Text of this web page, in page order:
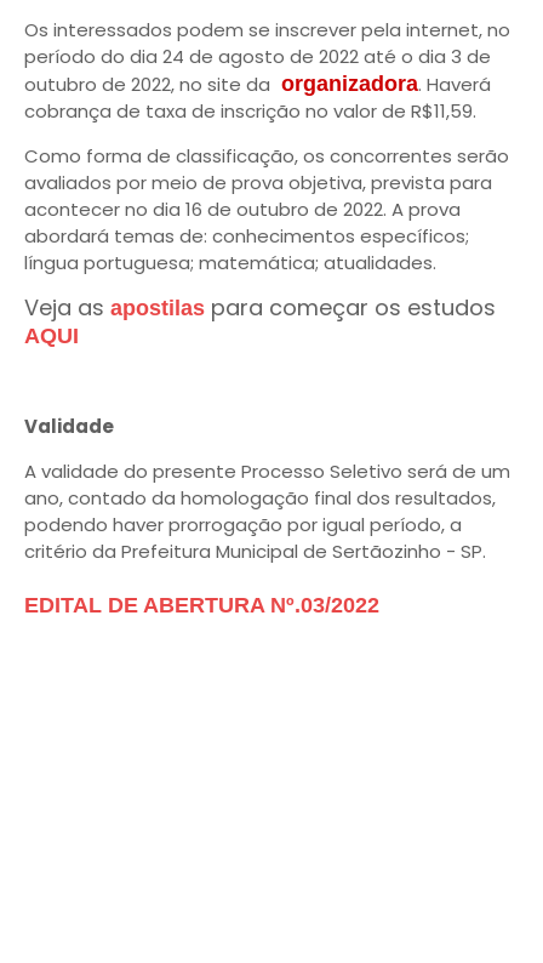
Os interessados podem se inscrever pela internet, no
período do dia 24 de agosto de 2022 até o dia 3 de
outubro de 2022, no site da organizadora. Haverá
cobrança de taxa de inscrição no valor de R$11,59.
Como forma de classificação, os concorrentes serão
avaliados por meio de prova objetiva, prevista para
acontecer no dia 16 de outubro de 2022. A prova
abordará temas de: conhecimentos específicos;
língua portuguesa; matemática; atualidades.
Veja as apostilas para começar os estudos
AQUI
Validade
A validade do presente Processo Seletivo será de um
ano, contado da homologação final dos resultados,
podendo haver prorrogação por igual período, a
critério da Prefeitura Municipal de Sertãozinho - SP.
EDITAL DE ABERTURA Nº.03/2022